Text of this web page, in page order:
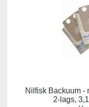
Nilfisk Backuum -
2-lags,